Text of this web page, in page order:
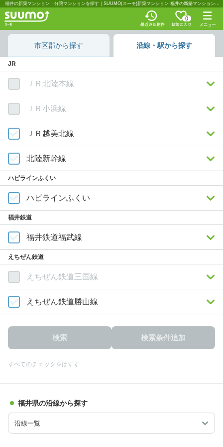
福井の新築マンション・分譲マンションを探す｜SUUMO(スーモ)新築マンション 福井の新築マンション・分譲マンションを沿線・駅から探す｜SUUMO(スーモ)新築マンション
0
市区郡から探す 沿線・駅から探す
JR
ＪＲ北陸本線
ＪＲ小浜線
ＪＲ越美北線
北陸新幹線
ハピラインふくい
ハピラインふくい
福井鉄道
福井鉄道福武線
えちぜん鉄道
えちぜん鉄道三国線
えちぜん鉄道勝山線
検索 検索条件追加
すべてのチェックをはずす
福井県の沿線から探す
沿線一覧